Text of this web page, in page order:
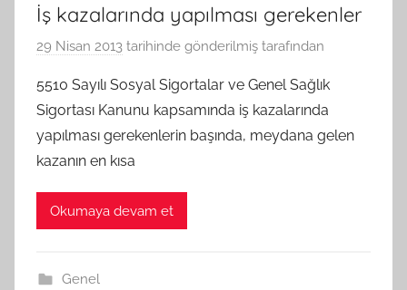
İş kazalarında yapılması gerekenler
29 Nisan 2013 tarihinde gönderilmiş tarafından
5510 Sayılı Sosyal Sigortalar ve Genel Sağlık
Sigortası Kanunu kapsamında iş kazalarında
yapılması gerekenlerin başında, meydana gelen
kazanın en kısa
Okumaya devam et
Genel